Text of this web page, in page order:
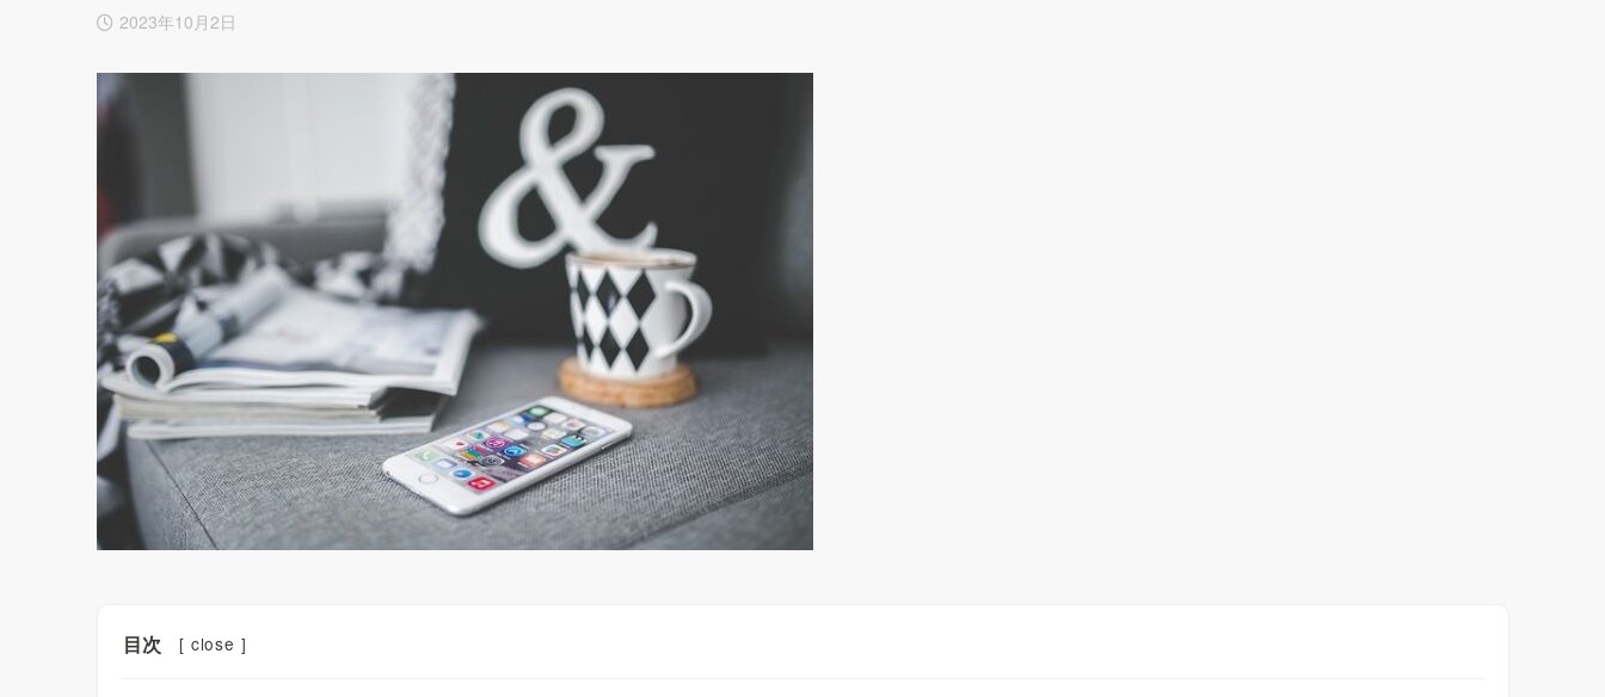
2023年10月2日
目次 [ close ]